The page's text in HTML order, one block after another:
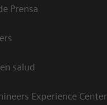
Prensa
salud
Experience Center